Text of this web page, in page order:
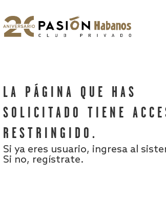
LA PÁGINA QUE HAS
SOLICITADO TIENE
RESTRINGIDO.
Si ya eres usuario, ingresa al
Si no, regístrate.